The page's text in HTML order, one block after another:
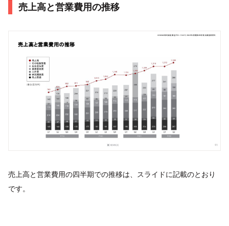
売上高と営業費用の推移
売上高と営業費用の四半期での推移は、スライドに記載のとおり
です。